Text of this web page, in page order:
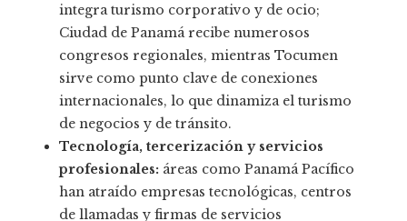
integra turismo corporativo y de ocio;
Ciudad de Panamá recibe numerosos
congresos regionales, mientras Tocumen
sirve como punto clave de conexiones
internacionales, lo que dinamiza el turismo
de negocios y de tránsito.
Tecnología, tercerización y servicios
profesionales: áreas como Panamá Pacífico
han atraído empresas tecnológicas, centros
de llamadas y firmas de servicios